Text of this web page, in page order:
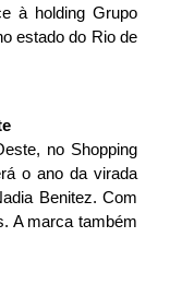
à holding Grupo
estado do Rio de
no Shopping
o ano da virada
Benitez. Com
A marca também